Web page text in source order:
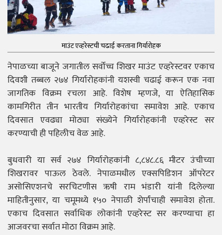
माउंट एव्हरेस्टची चढाई करताना गिर्यारोहक
नेपाळच्या बाजूने जगातील सर्वोच्च शिखर माउंट एव्हरेस्टवर एकाच
दिवशी तब्बल २७४ गिर्यारोहकांनी यशस्वी चढाई करून एक नवा
जागतिक विक्रम रचला आहे. विशेष म्हणजे, या ऐतिहासिक
कामगिरीत तीन भारतीय गिर्यारोहकांचा समावेश आहे. एकाच
दिवसात एवढ्या मोठ्या संख्येने गिर्यारोहकांनी एव्हरेस्ट सर
करण्याची ही पहिलीच वेळ आहे.
बुधवारी या सर्व २७४ गिर्यारोहकांनी ८,८४८.८६ मीटर उंचीच्या
शिखरावर पाऊल ठेवले. नेपाळमधील एक्सपिडिशन ऑपरेटर
असोसिएशनचे सरचिटणीस ऋषी राम भंडारी यांनी दिलेल्या
माहितीनुसार, या चमूमध्ये १५० नेपाळी शेर्पांचाही समावेश होता.
एकाच दिवसात सर्वाधिक लोकांनी एव्हरेस्ट सर करण्याचा हा
आजवरचा सर्वात मोठा विक्रम आहे.